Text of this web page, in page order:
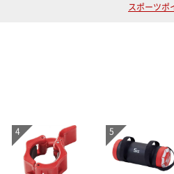
スポーツポ